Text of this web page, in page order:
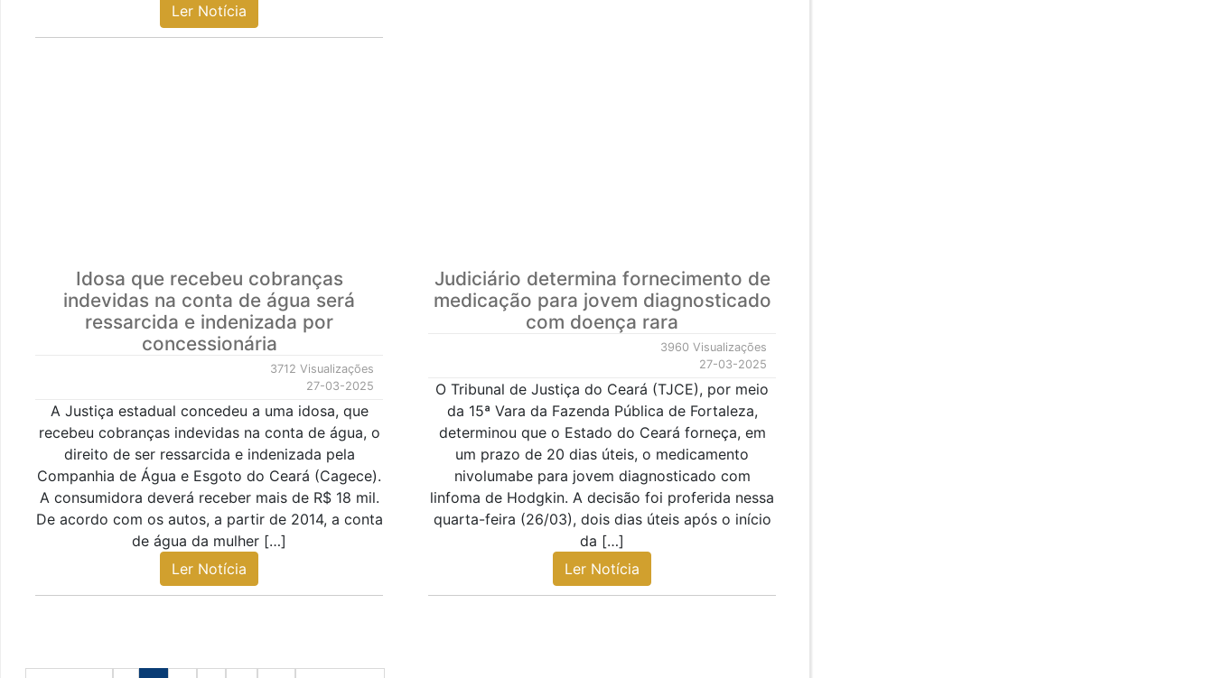
Ler Notícia
Idosa que recebeu cobranças
indevidas na conta de água será
ressarcida e indenizada por
concessionária
3712 Visualizações
27-03-2025
A Justiça estadual concedeu a uma idosa, que
recebeu cobranças indevidas na conta de água, o
direito de ser ressarcida e indenizada pela
Companhia de Água e Esgoto do Ceará (Cagece).
A consumidora deverá receber mais de R$ 18 mil.
De acordo com os autos, a partir de 2014, a conta
de água da mulher […]
Ler Notícia
Judiciário determina fornecimento de
medicação para jovem diagnosticado
com doença rara
3960 Visualizações
27-03-2025
O Tribunal de Justiça do Ceará (TJCE), por meio
da 15ª Vara da Fazenda Pública de Fortaleza,
determinou que o Estado do Ceará forneça, em
um prazo de 20 dias úteis, o medicamento
nivolumabe para jovem diagnosticado com
linfoma de Hodgkin. A decisão foi proferida nessa
quarta-feira (26/03), dois dias úteis após o início
da […]
Ler Notícia